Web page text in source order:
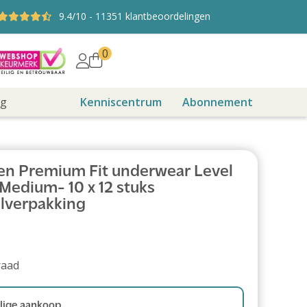
9.4/10 - 11351 klantbeoordelingen
0
Kenniscentrum Abonnement
Premium Fit underwear Level
10 x 12 stuks